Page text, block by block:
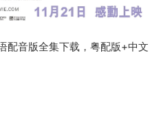
配音版全集下载，粤配版+中文